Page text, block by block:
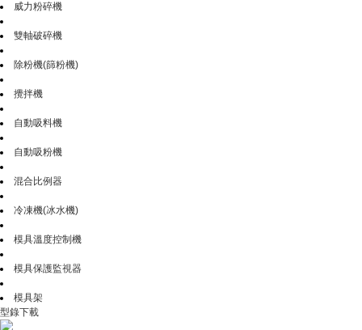
威力粉碎機
雙軸破碎機
除粉機(篩粉機)
攪拌機
自動吸料機
自動吸粉機
混合比例器
冷凍機(冰水機)
模具溫度控制機
模具保護監視器
模具架
型錄下載